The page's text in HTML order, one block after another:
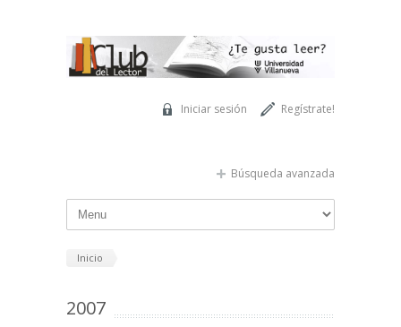
Regístrate!
Iniciar sesión
Búsqueda avanzada
Inicio
2007